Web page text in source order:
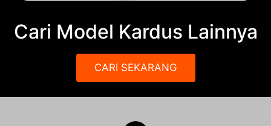
Cari Model Kardus Lainnya
CARI SEKARANG